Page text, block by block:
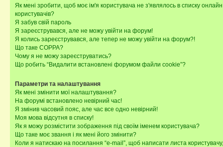
Як мені зробити, щоб моє ім'я користувача не з'являлось в списку онлайн
користувачів?
Я забув свій пароль
Я зареєструвався, але не можу увійти на форум!
Я колись зареєструвався, але тепер не можу увійти на форум?!
Що таке COPPA?
Чому я не можу зареєструватись?
Що робить “Видалити встановлені форумом файли cookie”?
Параметри та налаштування
Як мені змінити мої налаштування?
На форумі встановлено невірний час!
Я змінив часовий пояс, але час все одно невірний!
Моя мова відсутня в списку!
Як я можу розмістити зображення під своїм іменем користувача?
Що таке моє звання і як мені його змінити?
Коли я натискаю на посилання “e-mail”, щоб написати листа користувачу,